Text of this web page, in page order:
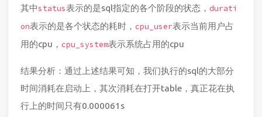
其中status表示的是sql指定的各个阶段的状态， durati
on表示的是各个状态的耗时， cpu_user表示当前用户占
用的cpu， cpu_system表示系统占用的cpu
结果分析：通过上述结果可知，我们执行的sql的大部分
时间消耗在启动上，其次消耗在打开table，真正花在执
行上的时间只有0.000061s